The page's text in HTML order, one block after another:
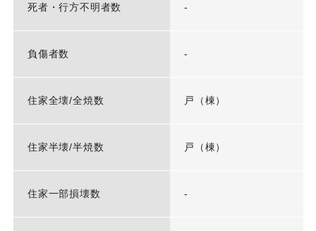
死者・行方不明者数 -
負傷者数 -
住家全壊/全焼数 戸（棟）
住家半壊/半焼数 戸（棟）
住家一部損壊数 -